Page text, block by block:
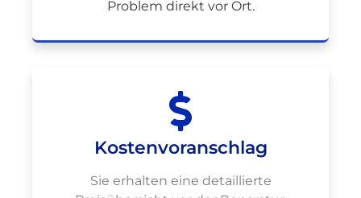
Problem direkt vor Ort.
Kostenvoranschlag
Sie erhalten eine detaillierte